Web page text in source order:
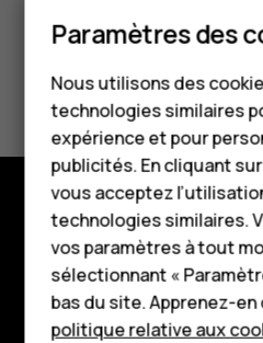
Téléphones
Accessoires
HMD Terra M
Pour les
Tablettes
Boutique
Avez-vous trouvé cela
Oui Non
Boutique
À propos
Planet and people
Paramètres des
Nous utilisons des
technologies similaires
expérience et pour
publicités. En cliquant
vous acceptez
technologies similaires.
vos paramètres à tout
sélectionnant «
bas du site. Apprenez-
politique relative aux